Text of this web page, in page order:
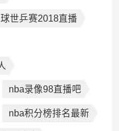
世乒赛2018直播
nba录像98直播吧
nba积分榜排名最新